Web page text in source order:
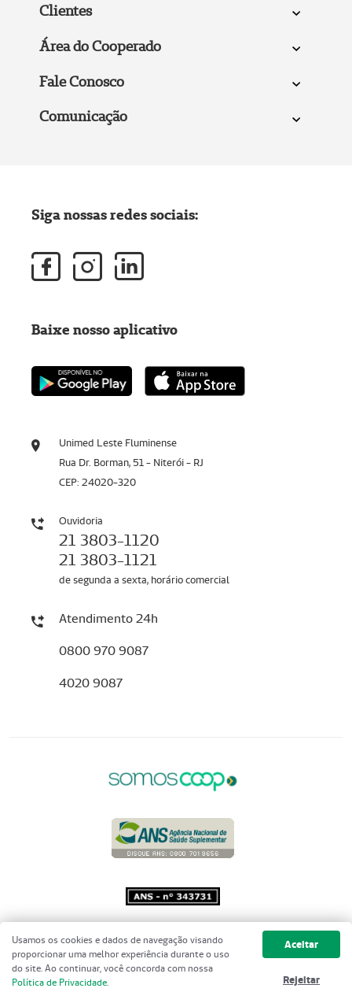
Clientes
Área do Cooperado
Fale Conosco
Comunicação
Unimed Leste Fluminense
Rua Dr. Borman, 51 - Niterói - RJ
CEP: 24020-320
Ouvidoria
21 3803-1120
21 3803-1121
de segunda a sexta, horário comercial
Atendimento 24h
0800 970 9087
4020 9087
Siga nossas redes sociais:
Baixe nosso aplicativo
Copyright 2001 - 2026 Unimed do
Brasil - Todos os direitos reservados
Usamos os cookies e dados de navegação visando
proporcionar uma melhor experiência durante o uso
do site. Ao continuar, você concorda com nossa
Política de Privacidade.
Aceitar
Rejeitar